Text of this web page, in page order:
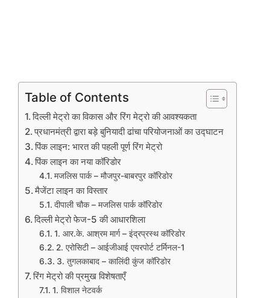
Table of Contents
दिल्ली मेट्रो का विकास और रिंग मेट्रो की आवश्यकता
प्रधानमंत्री द्वारा बड़े बुनियादी ढांचा परियोजनाओं का उद्घाटन
पिंक लाइन: भारत की पहली पूर्ण रिंग मेट्रो
पिंक लाइन का नया कॉरिडोर
मजलिस पार्क – मौजपुर-बाबरपुर कॉरिडोर
मैजेंटा लाइन का विस्तार
दीपाली चौक – मजलिस पार्क कॉरिडोर
दिल्ली मेट्रो फेज-5 की आधारशिला
1. आर.के. आश्रम मार्ग – इंद्रप्रस्थ कॉरिडोर
2. एरोसिटी – आईजीआई एयरपोर्ट टर्मिनल-1
3. तुगलकाबाद – कालिंदी कुंज कॉरिडोर
रिंग मेट्रो की प्रमुख विशेषताएँ
1. विशाल नेटवर्क